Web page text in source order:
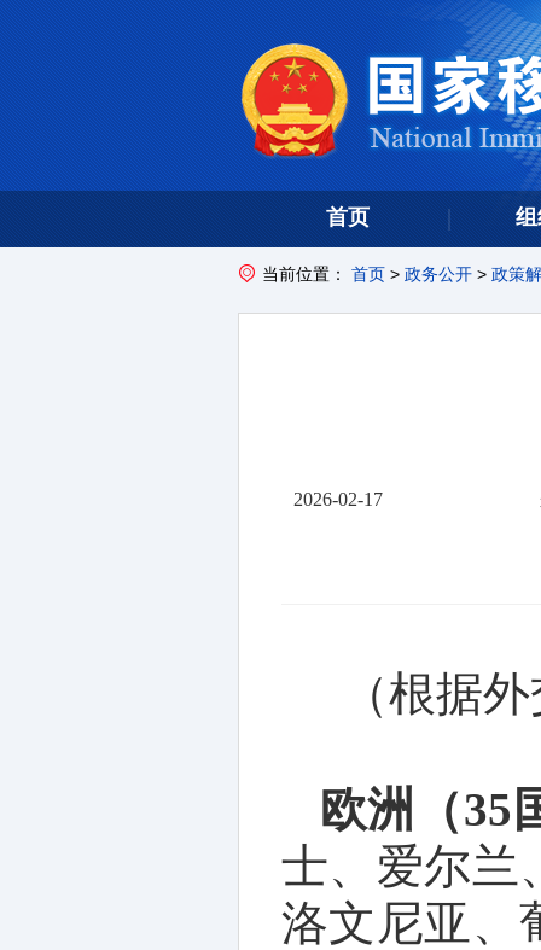
首页
当前位置： 首页> 政务公开> 政策
2026-02-17
（根据
欧洲（35
士、爱尔兰
洛文尼亚、